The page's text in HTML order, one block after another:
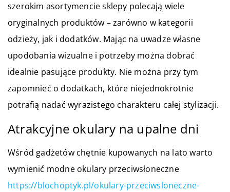
szerokim asortymencie sklepy polecają wiele
oryginalnych produktów – zarówno w kategorii
odzieży, jak i dodatków. Mając na uwadze własne
upodobania wizualne i potrzeby można dobrać
idealnie pasujące produkty. Nie można przy tym
zapomnieć o dodatkach, które niejednokrotnie
potrafią nadać wyrazistego charakteru całej stylizacji.
Atrakcyjne okulary na upalne dni
Wśród gadżetów chętnie kupowanych na lato warto
wymienić modne okulary przeciwsłoneczne
https://blochoptyk.pl/okulary-przeciwsloneczne-